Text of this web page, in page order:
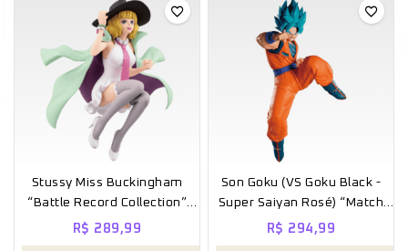
Stussy Miss Buckingham
“Battle Record Collection”
100% Original Lacrado –
R$ 289,99
Son Goku (VS Goku Black -
Super Saiyan Rosé) “Match
Makers” 100% Original
R$ 294,99